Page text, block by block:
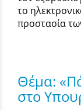
το
προστασία
Θέμα:
στο